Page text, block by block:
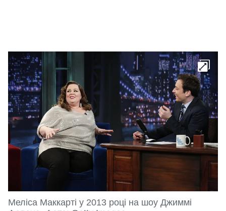
Меліса Маккарті у 2013 році на шоу Джиммі